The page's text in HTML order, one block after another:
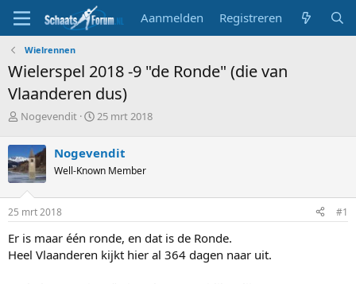
Aanmelden Registreren
Wielrennen
Wielerspel 2018 -9 "de Ronde" (die van
Vlaanderen dus)
T
p
i
c
s
t
a
t
e
Nogevendit
S
r
t
a
m
25 mrt 2018
Nogevendit
Well-Known Member
25 mrt 2018 #1
Er is maar één ronde, en dat is de Ronde.
Heel Vlaanderen kijkt hier al 364 dagen naar uit.